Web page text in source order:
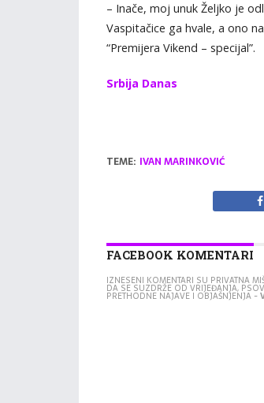
– Inače, moj unuk Željko je
Vaspitačice ga hvale, a ono
“Premijera Vikend – specijal”.
Srbija Danas
TEME: IVAN MARINKOVIĆ
FACEBOOK KOMENTARI
IZNESENI KOMENTARI SU PRIVATNA
DA SE SUZDRŽE OD VRIJEĐANJA,
PRETHODNE NAJAVE I OBJAŠNJENJA -